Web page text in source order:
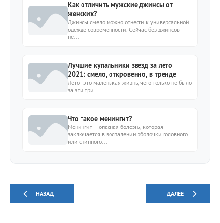
Как отличить мужские джинсы от
женских?
Джинсы смело можно отнести к универсальной
одежде современности. Сейчас без джинсов
не...
Лучшие купальники звезд за лето
2021: смело, откровенно, в тренде
Лето - это маленькая жизнь, чего только не было
за эти три...
Что такое менингит?
Менингит – опасная болезнь, которая
заключается в воспалении оболочки головного
или спинного...
НАЗАД ДАЛЕЕ